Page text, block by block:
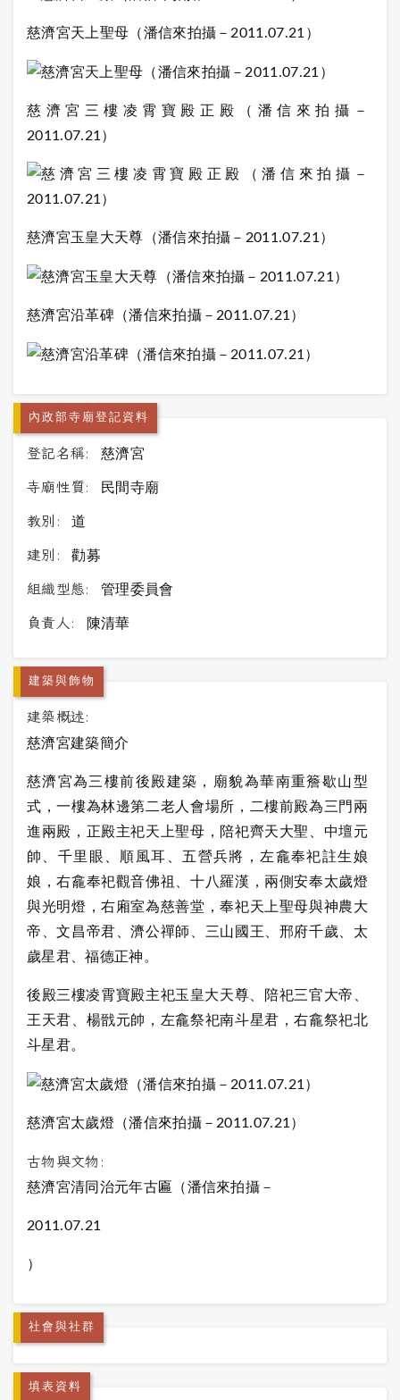
慈濟宮天上聖母（潘信來拍攝－ 2011.07.21 ）
慈濟宮三樓凌霄寶殿正殿（潘信來拍攝－
2011.07.21 ）
慈濟宮玉皇大天尊（潘信來拍攝－ 2011.07.21 ）
慈濟宮沿革碑（潘信來拍攝－ 2011.07.21 ）
內政部寺廟登記資料
登記名稱: 慈濟宮
寺廟性質: 民間寺廟
教別: 道
建別: 勸募
組織型態: 管理委員會
負責人: 陳清華
建築與飾物
建築概述:
慈濟宮建築簡介
慈濟宮為三樓前後殿建築，廟貌為華南重簷歇山型
式，一樓為林邊第二老人會場所，二樓前殿為三門兩
進兩殿，正殿主祀天上聖母，陪祀齊天大聖、中壇元
帥、千里眼、順風耳、五營兵將，左龕奉祀註生娘
娘，右龕奉祀觀音佛祖、十八羅漢，兩側安奉太歲燈
與光明燈，右廂室為慈善堂，奉祀天上聖母與神農大
帝、文昌帝君、濟公禪師、三山國王、邢府千歲、太
歲星君、福德正神。
後殿三樓凌霄寶殿主祀玉皇大天尊、陪祀三官大帝、
王天君、楊戩元帥，左龕祭祀南斗星君，右龕祭祀北
斗星君。
慈濟宮太歲燈（潘信來拍攝－ 2011.07.21 ）
古物與文物:
慈濟宮清同治元年古匾（潘信來拍攝－
2011.07.21
）
社會與社群
填表資料